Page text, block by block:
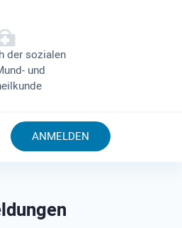
der sozialen
und
ANMELDEN